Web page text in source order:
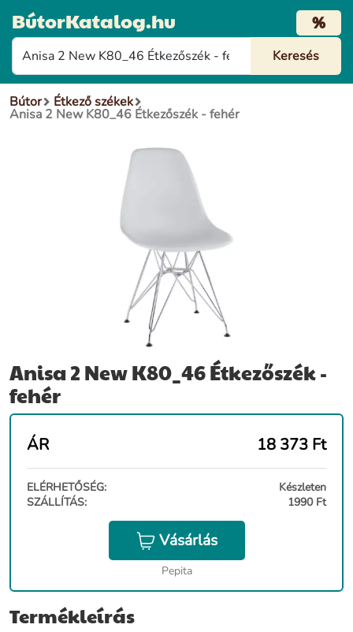
BútorKatalog.hu %
Bútor Étkező székek
Anisa 2 New K80_46 Étkezőszék - fehér
Anisa 2 New K80_46 Étkezőszék -
fehér
ÁR 18 373 Ft
ELÉRHETŐSÉG:
Készleten
SZÁLLÍTÁS:
1990 Ft
Vásárlás
Pepita
Termékleírás